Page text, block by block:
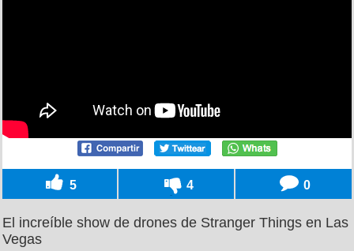
5 4 0
El increíble show de drones de Stranger Things en Las
Vegas